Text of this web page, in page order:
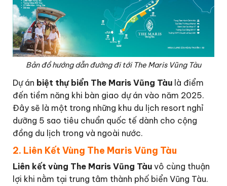
Bản đồ hướng dẫn đường đi tới The Maris Vũng Tàu
Dự án biệt thự biển The Maris Vũng Tàu là điểm
đến tiềm năng khi bàn giao dự án vào năm 2025.
Đây sẽ là một trong những khu du lịch resort nghỉ
dưỡng 5 sao tiêu chuẩn quốc tế dành cho cộng
đồng du lịch trong và ngoài nước.
2. Liên Kết Vùng The Maris Vũng Tàu
Liên kết vùng The Maris Vũng Tàu vô cùng thuận
lợi khi nằm tại trung tâm thành phố biển Vũng Tàu.